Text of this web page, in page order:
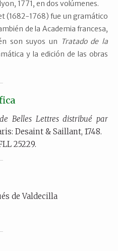
1771, en dos volúmenes.
(1682-1768) fue un gramático
de la Academia francesa,
son suyos un
Tratado de la
y la edición de las obras
Belles Lettres distribué par
Desaint & Saillant, 1748.
25229.
de Valdecilla